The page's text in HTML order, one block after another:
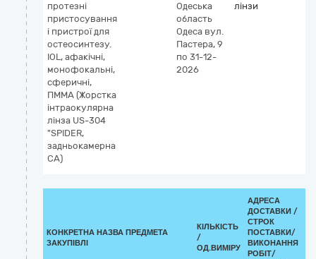
протезні
пристосування
і пристрої для
остеосинтезу.
IOL, афакічні,
монофокальні,
сферичні,
ПММА (Жорстка
інтраокулярна
лінза US-304
"SPIDER,
задньокамерна
CA)
Одеська
область
Одеса вул.
Пастера, 9
по 31-12-
2026
лінзи
КОНКРЕТНА НАЗВА ПРЕДМЕТА
ЗАКУПІВЛІ
КІЛЬКІСТЬ
/
ОД.ВИМІРУ
АДРЕСА
ДОСТАВКИ /
СТРОК
ПОСТАВКИ/
ВИКОНАННЯ
РОБІТ/